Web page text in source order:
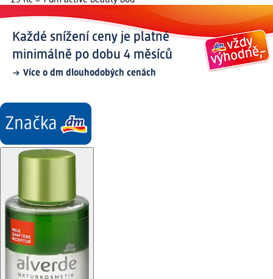
Každé snížení ceny je platné
minimálně po dobu 4 měsíců
Více o dm dlouhodobých cenách